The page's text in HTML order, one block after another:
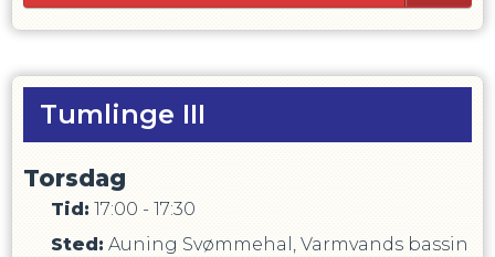
Tumlinge III
Torsdag
Tid: 17:00 - 17:30
Sted: Auning Svømmehal, Varmvands bassin